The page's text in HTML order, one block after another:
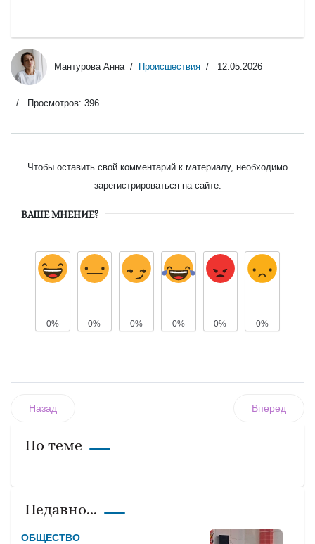
Мантурова Анна Происшествия 12.05.2026
Просмотров: 396
Чтобы оставить свой комментарий к материалу, необходимо
зарегистрироваться на сайте.
ВАШЕ МНЕНИЕ?
0% 0% 0% 0% 0% 0%
Назад Вперед
По теме
Недавно...
ОБЩЕСТВО